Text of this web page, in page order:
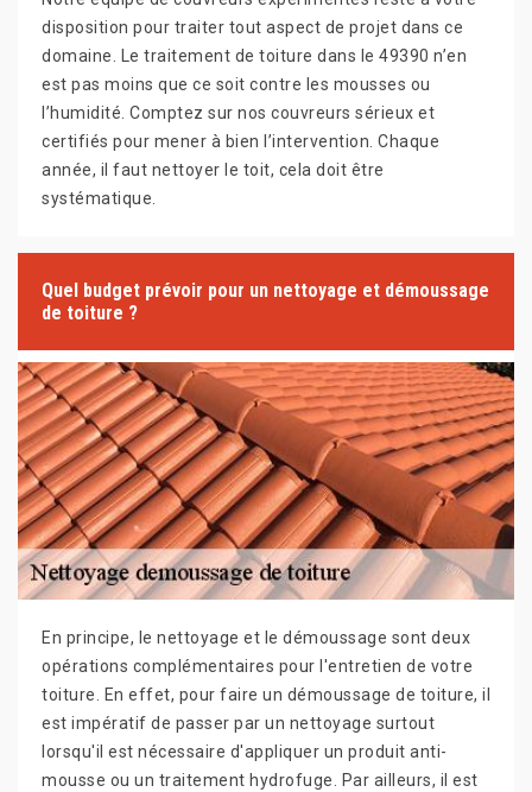
disposition pour traiter tout aspect de projet dans ce
domaine. Le traitement de toiture dans le 49390 n’en
est pas moins que ce soit contre les mousses ou
l’humidité. Comptez sur nos couvreurs sérieux et
certifiés pour mener à bien l’intervention. Chaque
année, il faut nettoyer le toit, cela doit être
systématique.
Quel budget prévoir pour un nettoyage et démoussage
de toiture ?
En principe, le nettoyage et le démoussage sont deux
opérations complémentaires pour l'entretien de votre
toiture. En effet, pour faire un démoussage de toiture, il
est impératif de passer par un nettoyage surtout
lorsqu'il est nécessaire d'appliquer un produit anti-
mousse ou un traitement hydrofuge. Par ailleurs, il est